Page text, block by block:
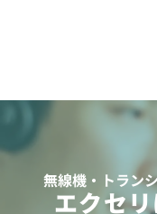
無線機・トラン
エクセ